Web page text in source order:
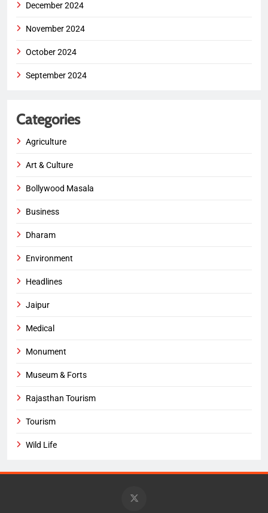
December 2024
November 2024
October 2024
September 2024
Categories
Agriculture
Art & Culture
Bollywood Masala
Business
Dharam
Environment
Headlines
Jaipur
Medical
Monument
Museum & Forts
Rajasthan Tourism
Tourism
Wild Life